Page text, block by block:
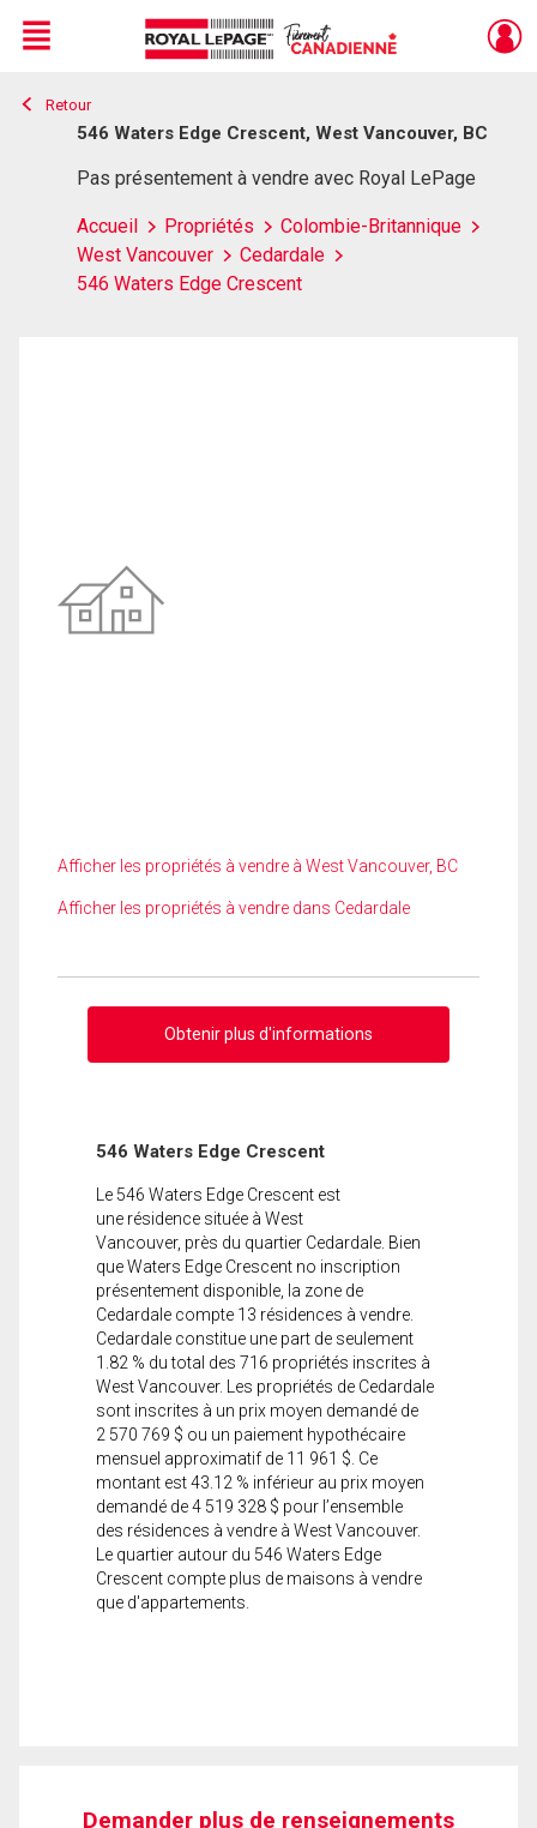
Live
En Direct
Menu
Retour
546 Waters Edge Crescent, West Vancouver, BC
Pas présentement à vendre avec Royal LePage
Accueil Propriétés
Colombie-Britannique
West Vancouver
Cedardale
546 Waters Edge Crescent
Afficher les propriétés à vendre à West Vancouver, BC
Afficher les propriétés à vendre dans Cedardale
Obtenir plus d'informations
546 Waters Edge Crescent
Le 546 Waters Edge Crescent est
une résidence située à West
Vancouver, près du quartier Cedardale. Bien
que Waters Edge Crescent no inscription
présentement disponible, la zone de
Cedardale compte 13 résidences à vendre.
Cedardale constitue une part de seulement
1.82 % du total des 716 propriétés inscrites à
West Vancouver. Les propriétés de Cedardale
sont inscrites à un prix moyen demandé de
2 570 769 $ ou un paiement hypothécaire
mensuel approximatif de 11 961 $. Ce
montant est 43.12 % inférieur au prix moyen
demandé de 4 519 328 $ pour l’ensemble
des résidences à vendre à West Vancouver.
Le quartier autour du 546 Waters Edge
Crescent compte plus de maisons à vendre
que d'appartements.
Demander plus de renseignements